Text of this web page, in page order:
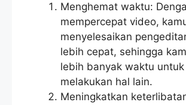
Menghemat waktu:
mempercepat video,
menyelesaikan
lebih cepat, sehingga
lebih banyak waktu untuk
melakukan hal lain.
Meningkatkan